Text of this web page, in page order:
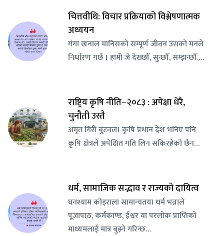
चित्तवीथि: विचार प्रक्रियाको विश्लेषणात्मक
अध्ययन
गंगा खनाल मानिसको सम्पूर्ण जीवन उसको मनले
निर्धारण गर्छ । हामी जे देख्छौँ, सुन्छौँ, सम्झन्छौँ,…
राष्ट्रिय कृषि नीति–२०८३ : अपेक्षा धेरै,
चुनौती उस्तै
अमृत गिरी बुटवल। कृषि प्रधान देश भनिए पनि
कृषि क्षेत्रले अपेक्षित गति लिन सकिरहेको छैन…
धर्म, सामाजिक सद्भाव र राज्यको दायित्व
घनश्याम कोइराला सामान्यतया धर्म भन्नाले
पूजापाठ, कर्मकाण्ड, ईश्वर वा परलोक प्राप्तिको
माध्यमलाई मात्र बुझ्ने गरिन्छ…